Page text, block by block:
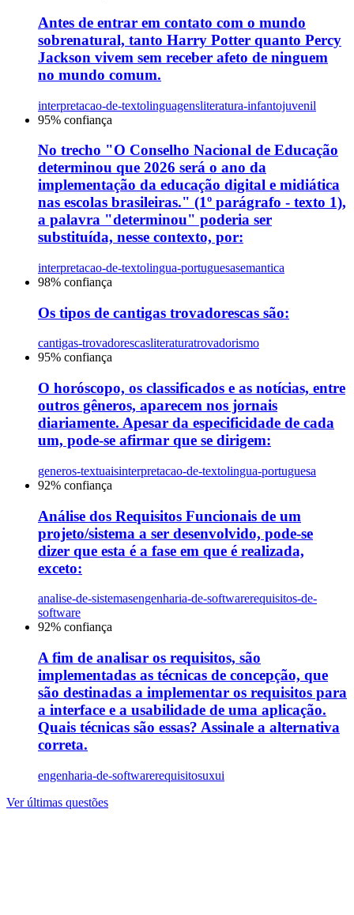
Antes de entrar em contato com o mundo
sobrenatural, tanto Harry Potter quanto Percy
Jackson vivem sem receber afeto de ninguem
no mundo comum.
interpretacao-de-textolinguagensliteratura-infantojuvenil
95% confiança
No trecho "O Conselho Nacional de Educação
determinou que 2026 será o ano da
implementação da educação digital e midiática
nas escolas brasileiras." (1º parágrafo - texto 1),
a palavra "determinou" poderia ser
substituída, nesse contexto, por:
interpretacao-de-textolingua-portuguesasemantica
98% confiança
Os tipos de cantigas trovadorescas são:
cantigas-trovadorescasliteraturatrovadorismo
95% confiança
O horóscopo, os classificados e as notícias, entre
outros gêneros, aparecem nos jornais
diariamente. Apesar da especificidade de cada
um, pode-se afirmar que se dirigem:
generos-textuaisinterpretacao-de-textolingua-portuguesa
92% confiança
Análise dos Requisitos Funcionais de um
projeto/sistema a ser desenvolvido, pode-se
dizer que esta é a fase em que é realizada,
exceto:
analise-de-sistemasengenharia-de-softwarerequisitos-de-
software
92% confiança
A fim de analisar os requisitos, são
implementadas as técnicas de concepção, que
são destinadas a implementar os requisitos para
a interface e a usabilidade de uma aplicação.
Quais técnicas são essas? Assinale a alternativa
correta.
engenharia-de-softwarerequisitosuxui
Ver últimas questões